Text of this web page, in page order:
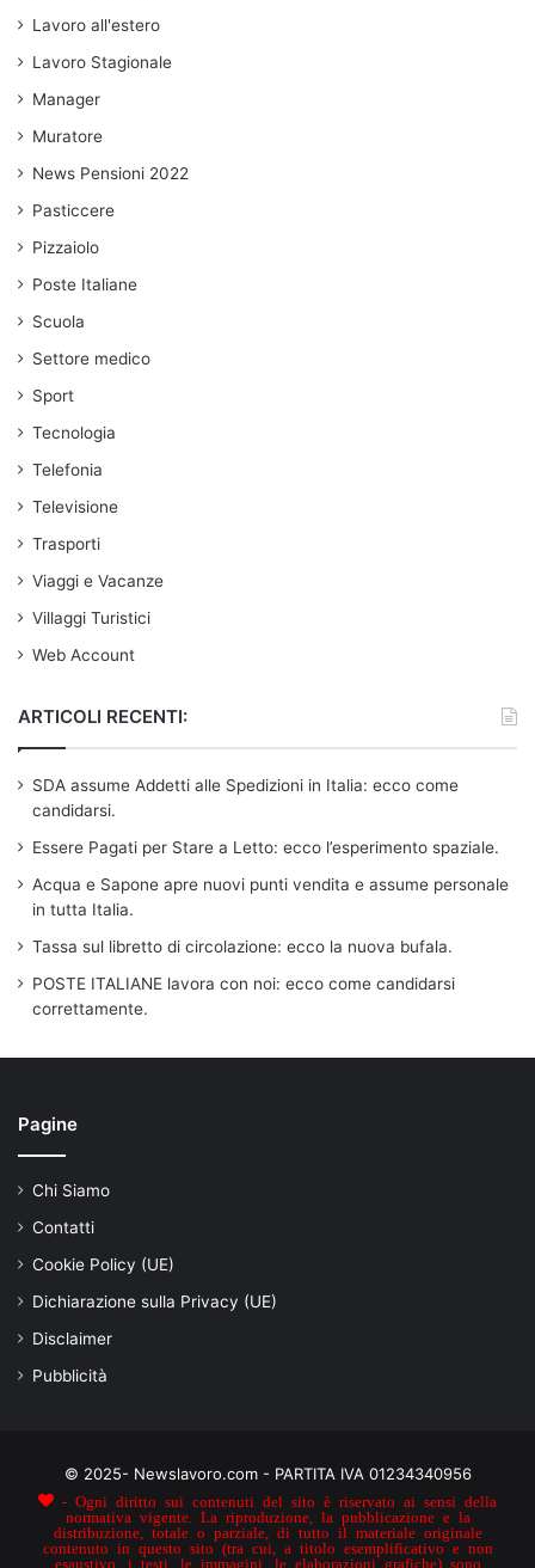
Lavoro all'estero
Lavoro Stagionale
Manager
Muratore
News Pensioni 2022
Pasticcere
Pizzaiolo
Poste Italiane
Scuola
Settore medico
Sport
Tecnologia
Telefonia
Televisione
Trasporti
Viaggi e Vacanze
Villaggi Turistici
Web Account
ARTICOLI RECENTI:
SDA assume Addetti alle Spedizioni in Italia: ecco come
candidarsi.
Essere Pagati per Stare a Letto: ecco l’esperimento spaziale.
Acqua e Sapone apre nuovi punti vendita e assume personale
in tutta Italia.
Tassa sul libretto di circolazione: ecco la nuova bufala.
POSTE ITALIANE lavora con noi: ecco come candidarsi
correttamente.
Pagine
Chi Siamo
Contatti
Cookie Policy (UE)
Dichiarazione sulla Privacy (UE)
Disclaimer
Pubblicità
© 2025- Newslavoro.com - PARTITA IVA 01234340956
- Ogni diritto sui contenuti del sito è riservato ai sensi della
normativa vigente. La riproduzione, la pubblicazione e la
distribuzione, totale o parziale, di tutto il materiale originale
contenuto in questo sito (tra cui, a titolo esemplificativo e non
esaustivo, i testi, le immagini, le elaborazioni grafiche) sono